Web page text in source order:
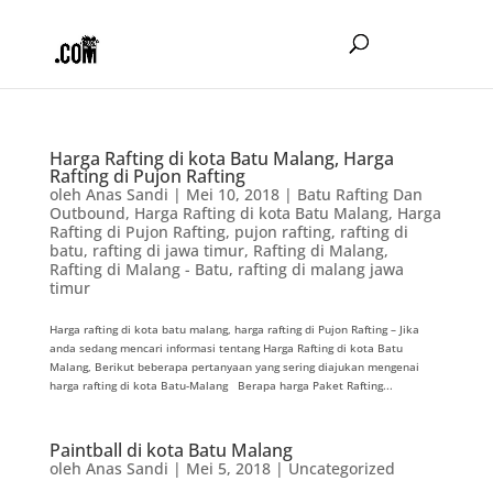
Harga Rafting di kota Batu Malang, Harga
Rafting di Pujon Rafting
oleh Anas Sandi | Mei 10, 2018| Batu Rafting Dan
Outbound, Harga Rafting di kota Batu Malang, Harga
Rafting di Pujon Rafting, pujon rafting, rafting di
batu, rafting di jawa timur, Rafting di Malang,
Rafting di Malang - Batu, rafting di malang jawa
timur
Harga rafting di kota batu malang, harga rafting di Pujon Rafting – Jika
anda sedang mencari informasi tentang Harga Rafting di kota Batu
Malang, Berikut beberapa pertanyaan yang sering diajukan mengenai
harga rafting di kota Batu-Malang Berapa harga Paket Rafting...
Paintball di kota Batu Malang
oleh Anas Sandi | Mei 5, 2018|Uncategorized